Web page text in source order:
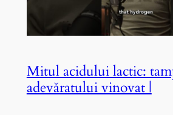
Mitul acidului lactic:
adevăratului vinovat |